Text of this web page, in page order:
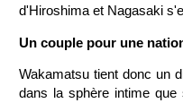
d'Hiroshima et Nagasaki
Un couple pour une
Wakamatsu tient donc un
dans la sphère intime que